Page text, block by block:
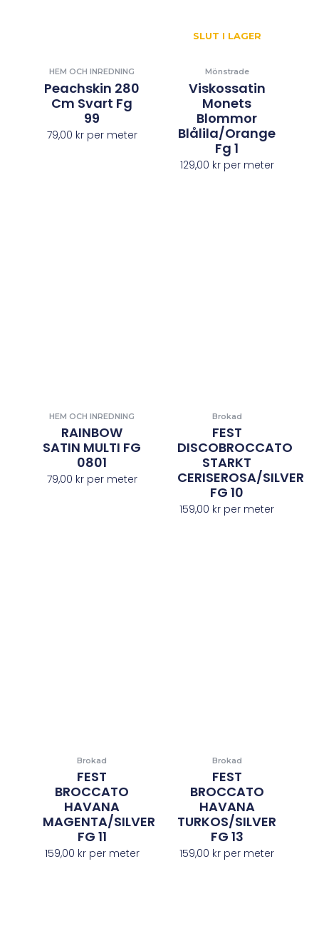
HEM OCH INREDNING
Peachskin 280
Cm Svart Fg
99
79,00 krper meter
SLUT I LAGER
Mönstrade
Viskossatin
Monets
Blommor
Blålila/orange
Fg 1
129,00 krper meter
HEM OCH INREDNING
RAINBOW
SATIN MULTI FG
0801
79,00 krper meter
Brokad
FEST
DISCOBROCCATO
STARKT
CERISEROSA/SILVER
FG 10
159,00 kr per meter
Brokad
FEST
BROCCATO
HAVANA
MAGENTA/SILVER
FG 11
159,00 krper meter
Brokad
FEST
BROCCATO
HAVANA
TURKOS/SILVER
FG 13
159,00 kr per meter